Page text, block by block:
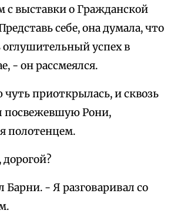
с выставки о Гражданской
себе, она думала, что
оглушительный успех в
- он рассмеялся.
приоткрылась, и сквозь
посвежевшую Рони,
полотенцем.
Барни. - Я разговаривал со